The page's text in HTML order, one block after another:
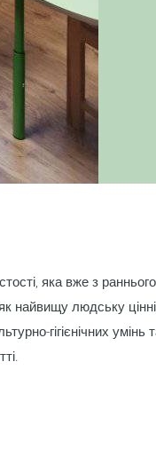
яка вже з
найвищу людську
гігієнічних умінь